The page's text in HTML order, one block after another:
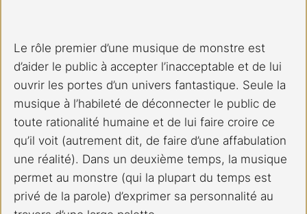
Le rôle premier d’une musique de monstre est
d’aider le public à accepter l’inacceptable et de lui
ouvrir les portes d’un univers fantastique. Seule la
musique à l’habileté de déconnecter le public de
toute rationalité humaine et de lui faire croire ce
qu’il voit (autrement dit, de faire d’une affabulation
une réalité). Dans un deuxième temps, la musique
permet au monstre (qui la plupart du temps est
privé de la parole) d’exprimer sa personnalité au